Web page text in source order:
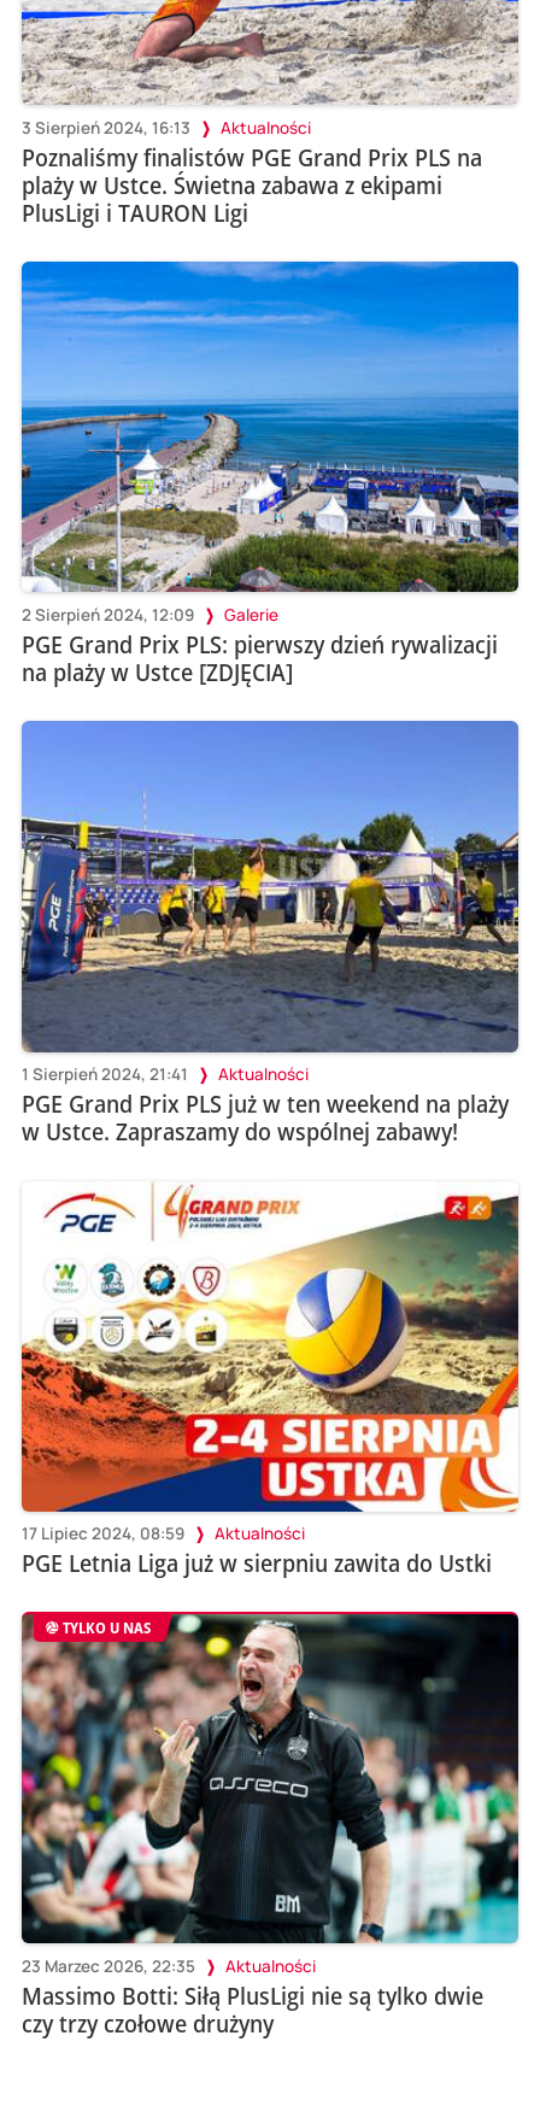
3 Sierpień 2024, 16:13 Aktualności
Poznaliśmy finalistów PGE Grand Prix PLS na
plaży w Ustce. Świetna zabawa z ekipami
PlusLigi i TAURON Ligi
2 Sierpień 2024, 12:09 Galerie
PGE Grand Prix PLS: pierwszy dzień rywalizacji
na plaży w Ustce [ZDJĘCIA]
1 Sierpień 2024, 21:41 Aktualności
PGE Grand Prix PLS już w ten weekend na plaży
w Ustce. Zapraszamy do wspólnej zabawy!
17 Lipiec 2024, 08:59 Aktualności
PGE Letnia Liga już w sierpniu zawita do Ustki
TYLKO U NAS
23 Marzec 2026, 22:35 Aktualności
Massimo Botti: Siłą PlusLigi nie są tylko dwie
czy trzy czołowe drużyny